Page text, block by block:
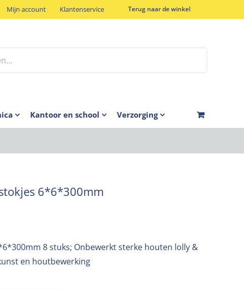
Mijn account Klantenservice Terug naar de winkel
Kantoor en school Verzorging
6*6*300mm
8 stuks; Onbewerkt sterke houten lolly &
en houtbewerking